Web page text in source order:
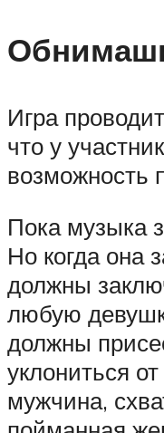
Игра
что у
возможность
Пока музыка
Но когда она
должны
любую
должны
уклониться
мужчина,